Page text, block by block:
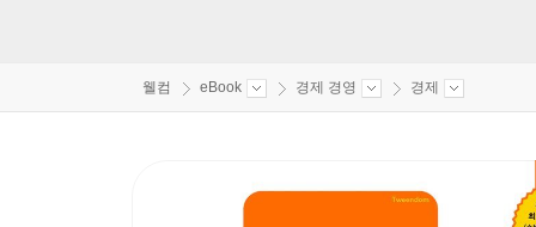
웰컴 eBook 경제 경영 경제